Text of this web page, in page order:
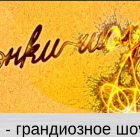
- грандиозное